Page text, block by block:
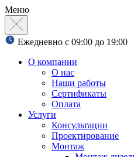
Меню
Ежедневно с 09:00 до 19:00
О компании
О нас
Наши работы
Сертификаты
Оплата
Услуги
Консультации
Проектирование
Монтаж